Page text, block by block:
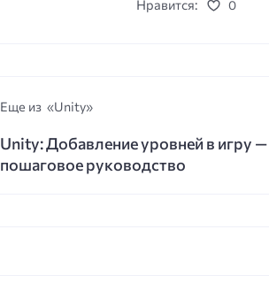
Нравится:
0
Еще из «Unity»
Unity: Добавление уровней в игру —
пошаговое руководство